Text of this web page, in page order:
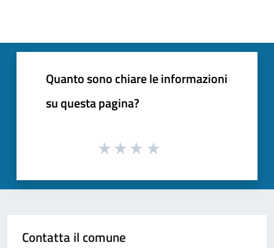
Quanto sono chiare le informazioni
su questa pagina?
Contatta il comune